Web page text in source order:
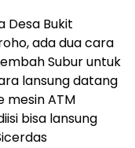
Desa Bukit
ada dua cara
Subur untuk
lansung datang
mesin ATM
bisa lansung